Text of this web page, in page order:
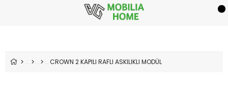
CROWN 2 KAPILI RAFLI ASKILIKLI MODÜL